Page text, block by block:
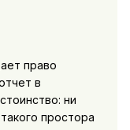
право
в
ни
простора